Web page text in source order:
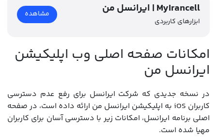
ایرانسل من | MyIrancell
ابزارهای کاربردی
مشاهده
امکانات صفحه اصلی وب اپلیکیشن
ایرانسل من
در نسخه جدیدی که شرکت ایرانسل برای رفع عدم دسترسی
کاربران iOS به اپلیکیشن ایرانسل من ارائه داده است، در صفحه
اصلی برنامه ایرانسل، امکانات زیر با دسترسی آسان برای کاربران
مهیا شده است.